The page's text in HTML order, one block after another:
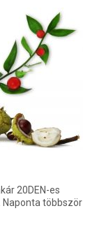
20DEN-es
Naponta többször